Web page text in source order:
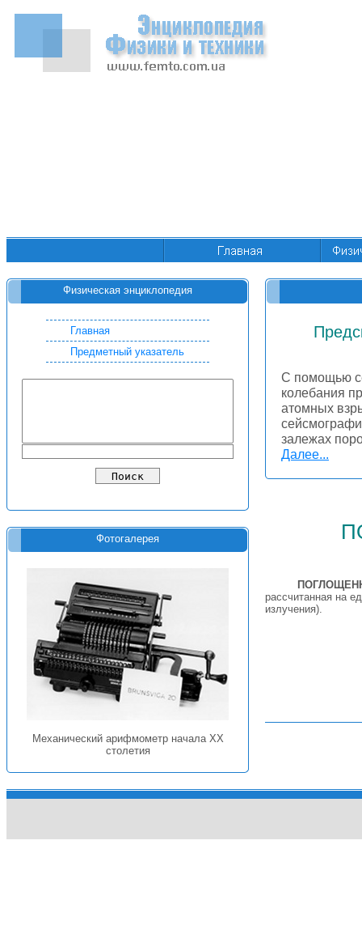
Физическая энциклопедия
Главная
Предметный указатель
Фотогалерея
Механический арифмометр начала XX
столетия
С помощью
колебания
атомных
залежах
Далее...
рассчитанная на
излучения).